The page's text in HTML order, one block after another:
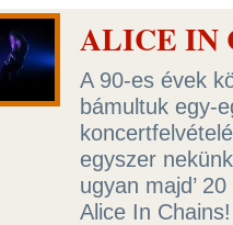
ALICE IN
A 90-es évek
bámultuk egy-
egyszer
ugyan majd’
Alice In